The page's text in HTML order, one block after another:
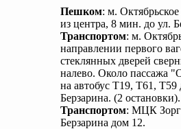
Пешком: м.
из центра, 8 мин. до ул.
Транспортом: м.
направлении первого
стеклянных дверей
налево. Около пассажа
на автобус Т19, Т61, Т59
Берзарина. (2 остановки).
Транспортом: МЦК
Берзарина дом 12.